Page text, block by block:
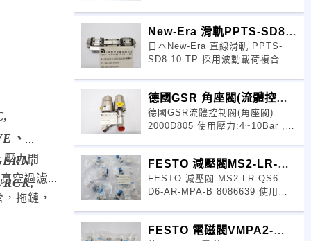
、
力開
空過濾
拖鏈，
New-Era 滑軌PPTS-SD8-
10-TP
日本New-Era 直線滑軌 PPTS-
SD8-10-TP 採用波動載荷複合載
德國GSR 角座閥(流體控
制)2000D805
德國GSR流體控制閥(角座閥)
2000D805 使用壓力:4~10Bar ,範
FESTO 減壓閥MS2-LR-
QS6-D6-AR
FESTO 減壓閥 MS2-LR-QS6-
D6-AR-MPA-B 8086639 使用溫
FESTO 電磁閥VMPA2-